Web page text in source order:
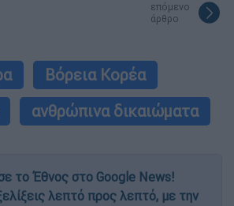
επόμενο
άρθρο
Βόρεια Κορέα
ανθρώπινα δικαιώματα
το Έθνος στο Google News!
λεπτό προς λεπτό, με την